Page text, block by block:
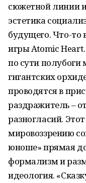
сюжетной линии
эстетика
будущего. Что-то
игры Atomic
по сути
гигантских
проводятся в
раздражитель –
разногласий.
мировоззрению
юноше» прямая
формализм и
идеология.